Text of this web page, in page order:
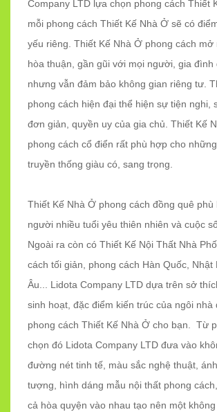
Company LTD lựa chọn phong cách Thiết
mỗi phong cách Thiết Kế Nhà Ở sẽ có
yếu riêng. Thiết Kế Nhà Ở phong cách mở
hòa thuận, gần gũi với mọi người, gia đình
nhưng vẫn đảm bảo không gian riêng tư.
phong cách hiện đại thể hiện sự tiện nghi,
đơn giản, quyền uy của gia chủ. Thiết Kế
phong cách cổ điển rất phù hợp cho
truyền thống giàu có, sang trọng.
Thiết Kế Nhà Ở phong cách đồng quê
người nhiều tuổi yêu thiên nhiên và cuộc
Ngoài ra còn có Thiết Kế Nội Thất Nhà
cách tối giản, phong cách Hàn Quốc, Nhật
Âu... Lidota Company LTD dựa trên sở
sinh hoạt, đặc điểm kiến trúc của ngôi nhà
phong cách Thiết Kế Nhà Ở cho bạn. Từ
chọn đó Lidota Company LTD đưa vào
đường nét tinh tế, màu sắc nghệ thuật,
tượng, hình dáng mẫu nội thất phong
cả hòa quyện vào nhau tạo nên một